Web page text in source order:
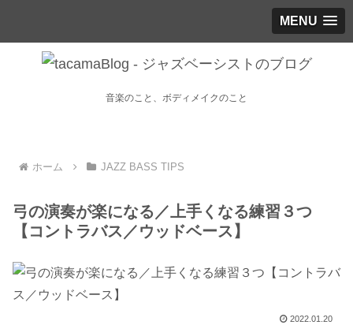
MENU
音楽のこと、ボディメイクのこと
ホーム JAZZ BASS TIPS
弓の演奏が楽になる／上手くなる練習３つ
【コントラバス／ウッドベース】
2022.01.20